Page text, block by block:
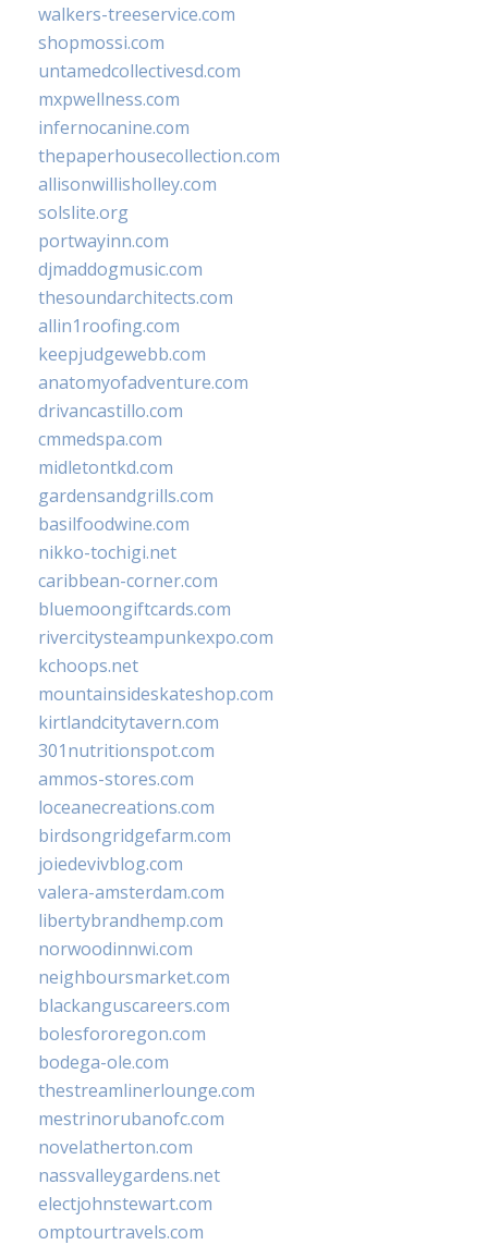
walkers-treeservice.com
shopmossi.com
untamedcollectivesd.com
mxpwellness.com
infernocanine.com
thepaperhousecollection.com
allisonwillisholley.com
solslite.org
portwayinn.com
djmaddogmusic.com
thesoundarchitects.com
allin1roofing.com
keepjudgewebb.com
anatomyofadventure.com
drivancastillo.com
cmmedspa.com
midletontkd.com
gardensandgrills.com
basilfoodwine.com
nikko-tochigi.net
caribbean-corner.com
bluemoongiftcards.com
rivercitysteampunkexpo.com
kchoops.net
mountainsideskateshop.com
kirtlandcitytavern.com
301nutritionspot.com
ammos-stores.com
loceanecreations.com
birdsongridgefarm.com
joiedevivblog.com
valera-amsterdam.com
libertybrandhemp.com
norwoodinnwi.com
neighboursmarket.com
blackanguscareers.com
bolesfororegon.com
bodega-ole.com
thestreamlinerlounge.com
mestrinorubanofc.com
novelatherton.com
nassvalleygardens.net
electjohnstewart.com
omptourtravels.com